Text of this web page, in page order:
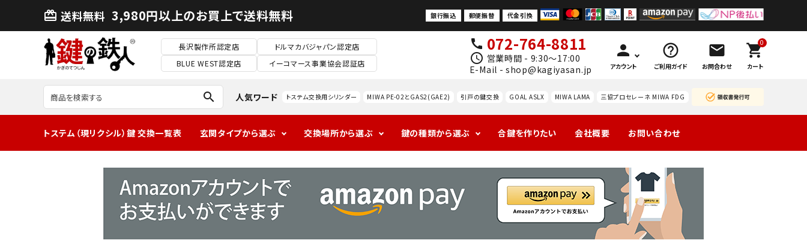
card_giftcard 送料無料 3,980円以上のお買上で送料無料 銀行振込 郵便振替 代金引換
長沢製作所認定店
ドルマカバジャパン認定店
BLUE WEST認定店
イーコマース事業協会認証店
call 072-764-8811
schedule 営業時間 - 9:30～17:00
E-Mail - shop@kagiyasan.jp
person
アカウント
help_outline
ご利用ガイド
mail
お問合わせ
0
shopping_cart
カート
search 人気ワード トステム交換用シリンダー MIWA PE-02とGAS2(GAE2) 引戸の鍵交換 GOAL ASLX MIWA LAMA 三協プロセレーネ MIWA FDG
トステム（現リクシル）鍵 交換一覧表 玄関タイプから選ぶ
MIWA2ロック玄
関
玄関
海外製の玄関 引戸
マンション団地
交換場所から選ぶ
室
内
錠
ドアノ
ブ交
レバーハン
ドル錠の交
換
レバーハン
ドルのみ交
換
鍵の種類から選ぶ
防犯対策 南京錠 認知症対策
ABUS
合鍵を作りたい 会社概要 お問い合わせ